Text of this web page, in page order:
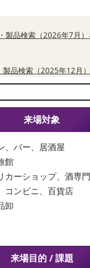
製品検索（2026年7月
製品検索（2025年12月
来場対象
、バー、居酒屋
館
カーショップ、酒専
コンビニ、百貨店
卸
来場目的 / 課題